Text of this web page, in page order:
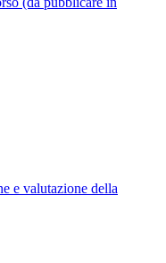
e valutazione della